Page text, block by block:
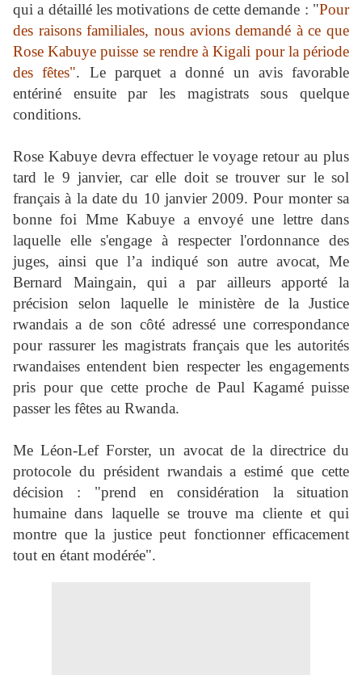
qui a détaillé les motivations de cette demande : "Pour
des raisons familiales, nous avions demandé à ce que
Rose Kabuye puisse se rendre à Kigali pour la période
des fêtes". Le parquet a donné un avis favorable
entériné ensuite par les magistrats sous quelque
conditions.
Rose Kabuye devra effectuer le voyage retour au plus
tard le 9 janvier, car elle doit se trouver sur le sol
français à la date du 10 janvier 2009. Pour monter sa
bonne foi Mme Kabuye a envoyé une lettre dans
laquelle elle s'engage à respecter l'ordonnance des
juges, ainsi que l’a indiqué son autre avocat, Me
Bernard Maingain, qui a par ailleurs apporté la
précision selon laquelle le ministère de la Justice
rwandais a de son côté adressé une correspondance
pour rassurer les magistrats français que les autorités
rwandaises entendent bien respecter les engagements
pris pour que cette proche de Paul Kagamé puisse
passer les fêtes au Rwanda.
Me Léon-Lef Forster, un avocat de la directrice du
protocole du président rwandais a estimé que cette
décision : "prend en considération la situation
humaine dans laquelle se trouve ma cliente et qui
montre que la justice peut fonctionner efficacement
tout en étant modérée".